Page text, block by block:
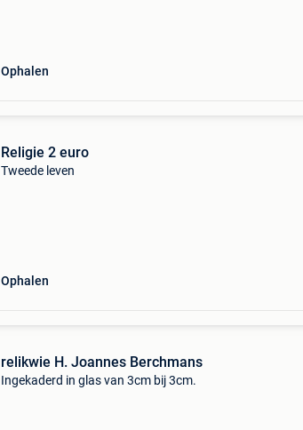
Ophalen
Religie 2 euro
Tweede leven
Ophalen
relikwie H. Joannes Berchmans
Ingekaderd in glas van 3cm bij 3cm.